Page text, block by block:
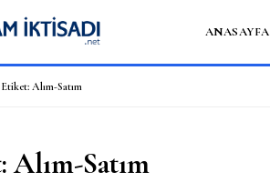
ANASAYFA
Etiket: Alım-Satım
Alım-Satım